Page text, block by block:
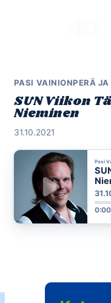
PASI VAINIONPERÄ
SUN Viikon
Nieminen
31.10.2021
Pasi
0:00